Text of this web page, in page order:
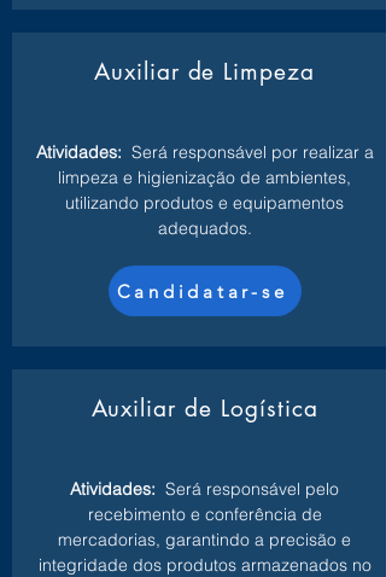
Auxiliar de Limpeza
Atividades: Será responsável por realizar a
limpeza e higienização de ambientes,
utilizando produtos e equipamentos
adequados.
Candidatar-se
Auxiliar de Logística
Atividades: Será responsável pelo
recebimento e conferência de
mercadorias, garantindo a precisão e
integridade dos produtos armazenados no